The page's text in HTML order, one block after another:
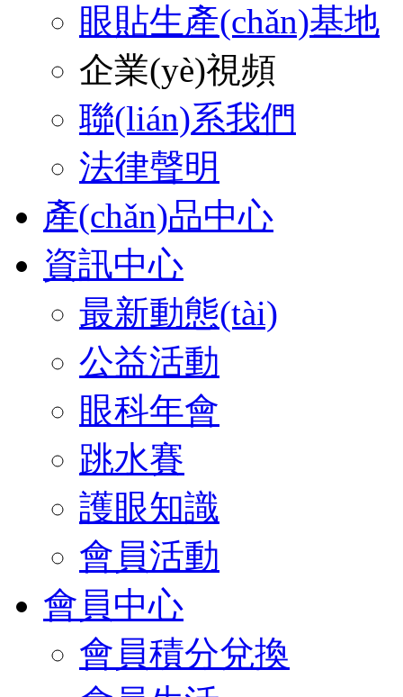
眼貼生產(chǎn)基地
企業(yè)視頻
聯(lián)系我們
法律聲明
產(chǎn)品中心
資訊中心
最新動態(tài)
公益活動
眼科年會
跳水賽
護眼知識
會員活動
會員中心
會員積分兌換